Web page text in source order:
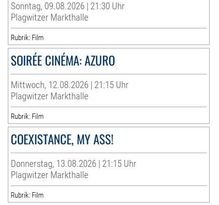
Sonntag, 09.08.2026 | 21:30 Uhr
Plagwitzer Markthalle
Rubrik: Film
SOIRÉE CINÉMA: AZURO
Mittwoch, 12.08.2026 | 21:15 Uhr
Plagwitzer Markthalle
Rubrik: Film
COEXISTANCE, MY ASS!
Donnerstag, 13.08.2026 | 21:15 Uhr
Plagwitzer Markthalle
Rubrik: Film